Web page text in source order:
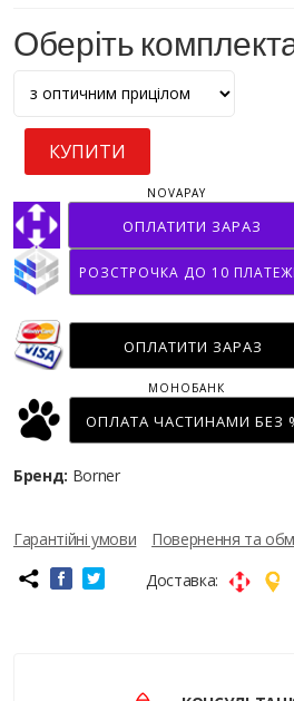
Оберіть
КУПИТИ
ОПЛАТИТИ ЗАРАЗ
NOVAPAY
РОЗСТРОЧКА ДО 10
ОПЛАТИТИ ЗАРАЗ
ОПЛАТА ЧАСТИНАМИ БЕЗ
МОНОБАНК
Бренд: Borner
Гарантійні умови Повернення та
Доставка: